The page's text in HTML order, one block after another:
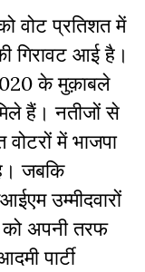
वोट प्रतिशत में
गिरावट आई है।
के मुक़ाबले
हैं। नतीजों से
में भाजपा
जबकि
उम्मीदवारों
अपनी तरफ
पार्टी